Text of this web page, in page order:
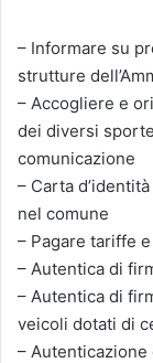
– Informare su
strutture
– Accogliere e
dei diversi
comunicazione
– Carta
nel comune
– Pagare tariffe
– Autentica di
– Autentica di
veicoli dotati di
– Autenticazione